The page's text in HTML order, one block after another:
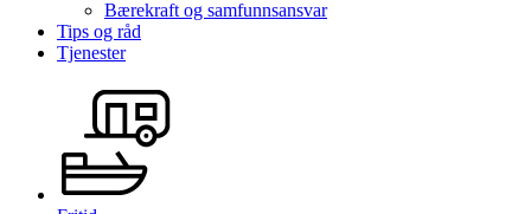
Bærekraft og samfunnsansvar
Tips og råd
Tjenester